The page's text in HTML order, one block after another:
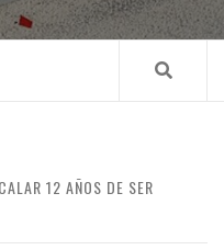
12 AÑOS DE SER